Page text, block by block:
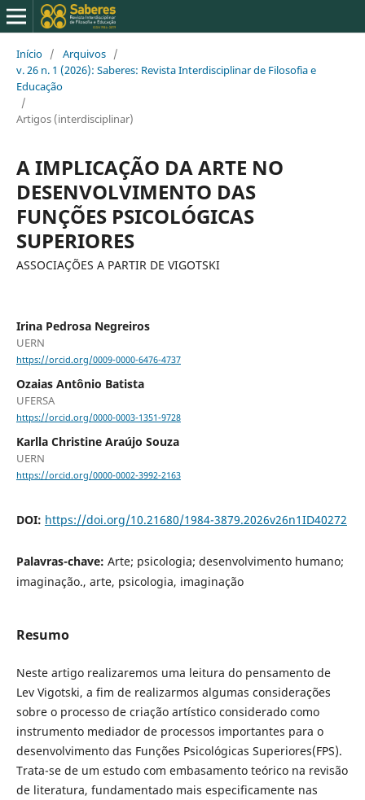
Início / Arquivos /
v. 26 n. 1 (2026): Saberes: Revista Interdisciplinar de Filosofia e
Educação
/
Artigos (interdisciplinar)
A IMPLICAÇÃO DA ARTE NO
DESENVOLVIMENTO DAS
FUNÇÕES PSICOLÓGICAS
SUPERIORES
ASSOCIAÇÕES A PARTIR DE VIGOTSKI
Irina Pedrosa Negreiros
UERN
https://orcid.org/0009-0000-6476-4737
Ozaias Antônio Batista
UFERSA
https://orcid.org/0000-0003-1351-9728
Karlla Christine Araújo Souza
UERN
https://orcid.org/0000-0002-3992-2163
DOI: https://doi.org/10.21680/1984-3879.2026v26n1ID40272
Palavras-chave: Arte; psicologia; desenvolvimento humano;
imaginação., arte, psicologia, imaginação
Resumo
Neste artigo realizaremos uma leitura do pensamento de
Lev Vigotski, a fim de realizarmos algumas considerações
sobre o processo de criação artístico considerado como
instrumento mediador de processos importantes para o
desenvolvimento das Funções Psicológicas Superiores(FPS).
Trata-se de um estudo com embasamento teórico na revisão
de literatura, fundamentado mais especificamente nas